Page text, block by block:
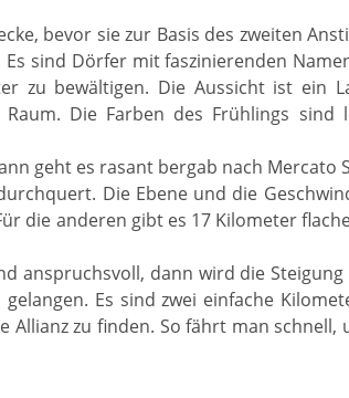
bevor sie zur Basis des zweiten
sind Dörfer mit faszinierenden
zu bewältigen. Die Aussicht ist ein
Die Farben des Frühlings sind
geht es rasant bergab nach Mercato
Die Ebene und die
die anderen gibt es 17 Kilometer
anspruchsvoll, dann wird die
Es sind zwei einfache
zu finden. So fährt man schnell,